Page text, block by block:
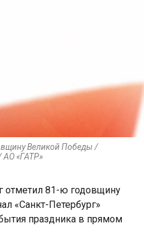
Великой Победы /
АО «ГАТР»
отметил 81-ю годовщину
«Санкт-Петербург»
праздника в прямом